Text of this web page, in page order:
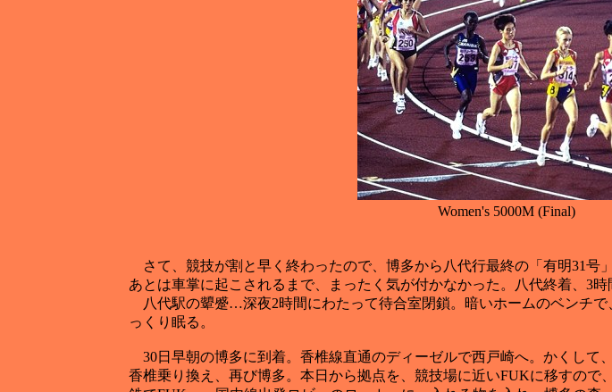
Women's 5000M (Final)
さて、競技が割と早く終わったので、博多から八代行最終の「有明31号
あとは車掌に起こされるまで、まったく気が付かなかった。八代終着、3時
八代駅の顰蹙…深夜2時間にわたって待合室閉鎖。暗いホームのベンチ
っくり眠る。
30日早朝の博多に到着。香椎線直通のディーゼルで西戸崎へ。かくして
香椎乗り換え、再び博多。本日から拠点を、競技場に近いFUKに移すの